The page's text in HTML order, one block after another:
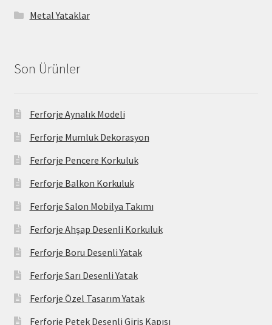
Metal Yataklar
Son Ürünler
Ferforje Aynalık Modeli
Ferforje Mumluk Dekorasyon
Ferforje Pencere Korkuluk
Ferforje Balkon Korkuluk
Ferforje Salon Mobilya Takımı
Ferforje Ahşap Desenli Korkuluk
Ferforje Boru Desenli Yatak
Ferforje Sarı Desenli Yatak
Ferforje Özel Tasarım Yatak
Ferforje Petek Desenli Giriş Kapısı